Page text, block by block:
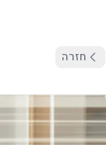
חזרה